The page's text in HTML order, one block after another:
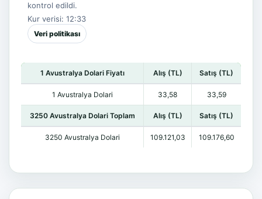
kontrol edildi.
Kur verisi: 12:33
Veri politikası
1 Avustralya Dolari Fiyatı Alış (TL) Satış (TL)
1 Avustralya Dolari 33,58 33,59
3250 Avustralya Dolari Toplam Alış (TL) Satış (TL)
3250 Avustralya Dolari 109.121,03 109.176,60